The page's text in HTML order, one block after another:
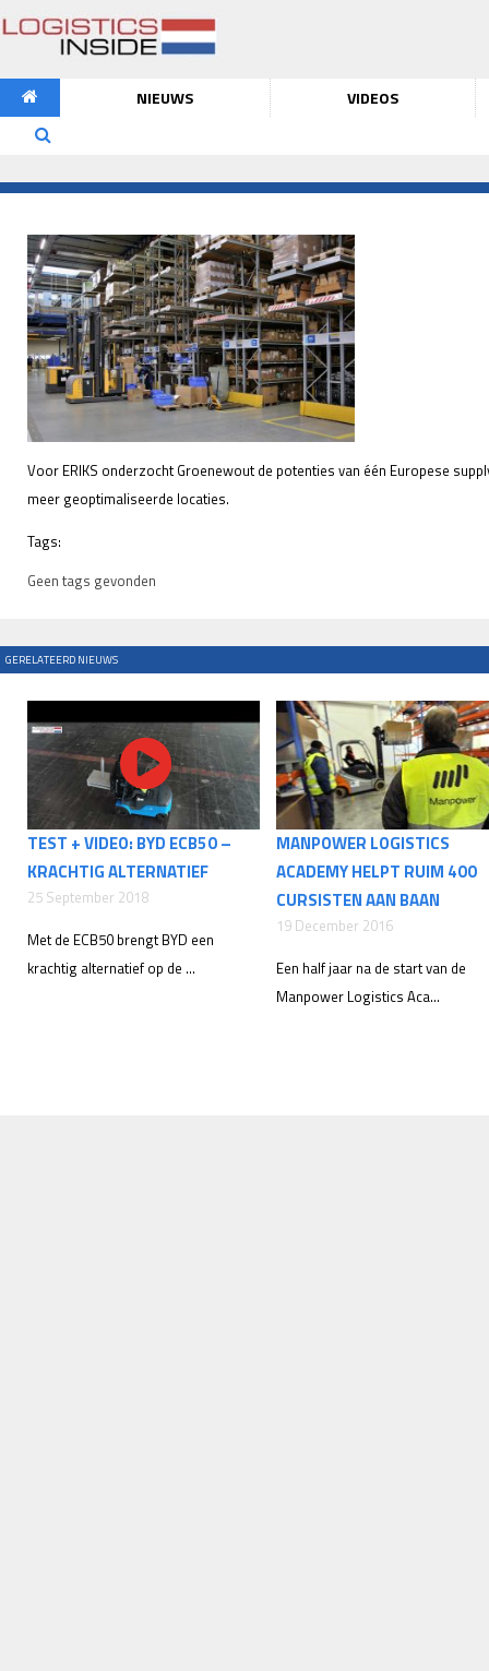
NIEUWS VIDEOS
Voor ERIKS onderzocht Groenewout de potenties van één Europese
meer geoptimaliseerde locaties.
Tags:
Geen tags gevonden
GERELATEERD NIEUWS
TEST + VIDEO: BYD ECB50 –
KRACHTIG ALTERNATIEF
25 September 2018
Met de ECB50 brengt BYD een
krachtig alternatief op de ...
MANPOWER LOGISTICS
ACADEMY HELPT RUIM 400
CURSISTEN AAN BAAN
19 December 2016
Een half jaar na de start van de
Manpower Logistics Aca...